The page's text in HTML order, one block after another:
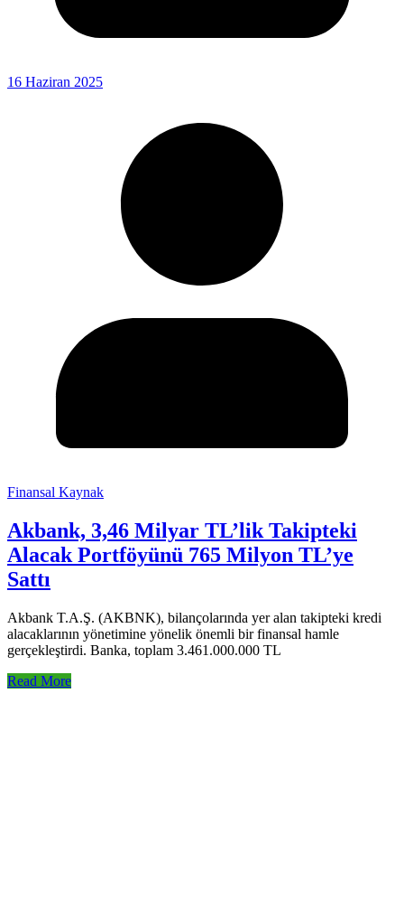
16 Haziran 2025
Finansal Kaynak
Akbank, 3,46 Milyar TL’lik Takipteki
Alacak Portföyünü 765 Milyon TL’ye
Sattı
Akbank T.A.Ş. (AKBNK), bilançolarında yer alan takipteki kredi
alacaklarının yönetimine yönelik önemli bir finansal hamle
gerçekleştirdi. Banka, toplam 3.461.000.000 TL
Read More